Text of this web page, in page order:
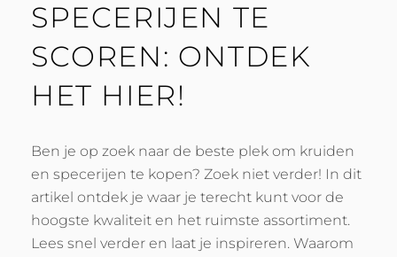
SPECERIJEN TE
SCOREN: ONTDEK
HET HIER!
Ben je op zoek naar de beste plek om kruiden
en specerijen te kopen? Zoek niet verder! In dit
artikel ontdek je waar je terecht kunt voor de
hoogste kwaliteit en het ruimste assortiment.
Lees snel verder en laat je inspireren. Waarom